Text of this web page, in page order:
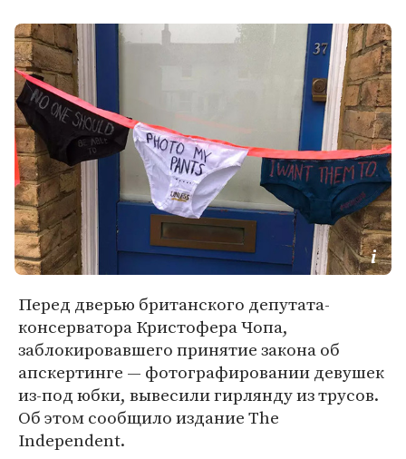
Перед дверью британского депутата-
консерватора Кристофера Чопа,
заблокировавшего принятие закона об
апскертинге — фотографировании девушек
из‐под юбки, вывесили гирлянду из трусов.
Об этом сообщило издание The
Independent.